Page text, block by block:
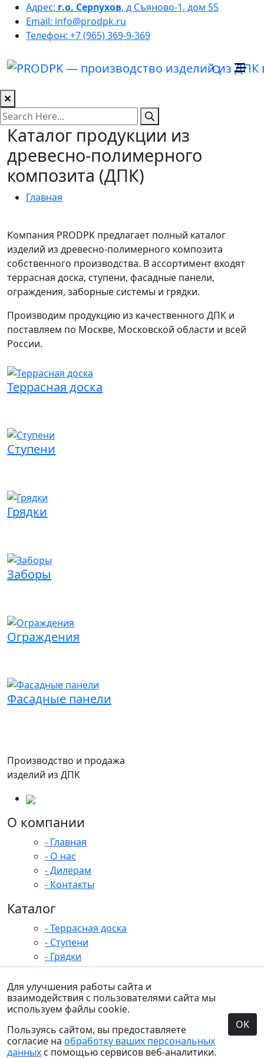
Адрес: г.о. Серпухов, д Съяново-1, дом 55
Email: info@prodpk.ru
Телефон: +7 (965) 369-9-369
Каталог продукции из
древесно-полимерного
композита (ДПК)
Главная
Компания PRODPK предлагает полный каталог
изделий из древесно-полимерного композита
собственного производства. В ассортимент входят
террасная доска, ступени, фасадные панели,
ограждения, заборные системы и грядки.
Производим продукцию из качественного ДПК и
поставляем по Москве, Московской области и всей
России.
Террасная доска
Ступени
Грядки
Заборы
Ограждения
Фасадные панели
Производство и продажа
изделий из ДПК
О компании
- Главная
- О нас
- Дилерам
- Контакты
Каталог
- Террасная доска
- Ступени
- Грядки
- Заборы
- Ограждения
- Фасадные панели
Политикой обработки персональных данных
Cогласие на обработку
персональных данных
Веб-студия NewTone
Для улучшения работы сайта и
взаимодействия с пользователями сайта мы
используем файлы cookie.
Пользуясь сайтом, вы предоставляете
согласие на обработку ваших персональных
данных с помощью сервисов веб-аналитики.
OK